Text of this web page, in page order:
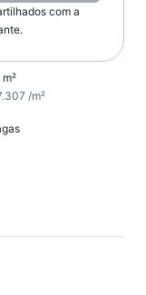
com a
/m²